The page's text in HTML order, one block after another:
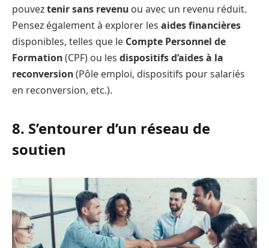
pouveztenir sans revenu ou avec un revenu réduit.
Pensez également à explorer les aides financières
disponibles, telles que le Compte Personnel de
Formation(CPF) ou les dispositifs d’aides à la
reconversion(Pôle emploi, dispositifs pour salariés
en reconversion, etc.).
8. S’entourer d’un réseau de
soutien